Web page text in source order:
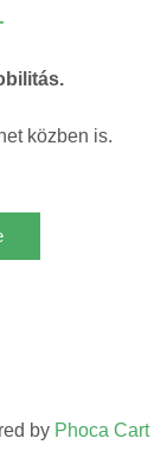
közben is.
by Phoca Cart